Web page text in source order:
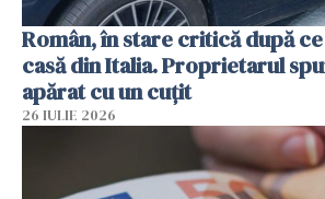
Român, în stare critică după
casă din Italia. Proprietarul
apărat cu un cuțit
26 IULIE 2026